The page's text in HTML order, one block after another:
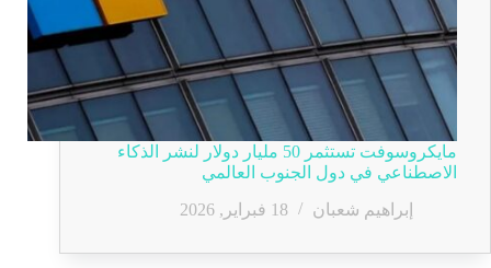
مايكروسوفت تستثمر 50 مليار دولار لنشر الذكاء
الاصطناعي في دول الجنوب العالمي
إبراهيم شعبان
18 فبراير, 2026